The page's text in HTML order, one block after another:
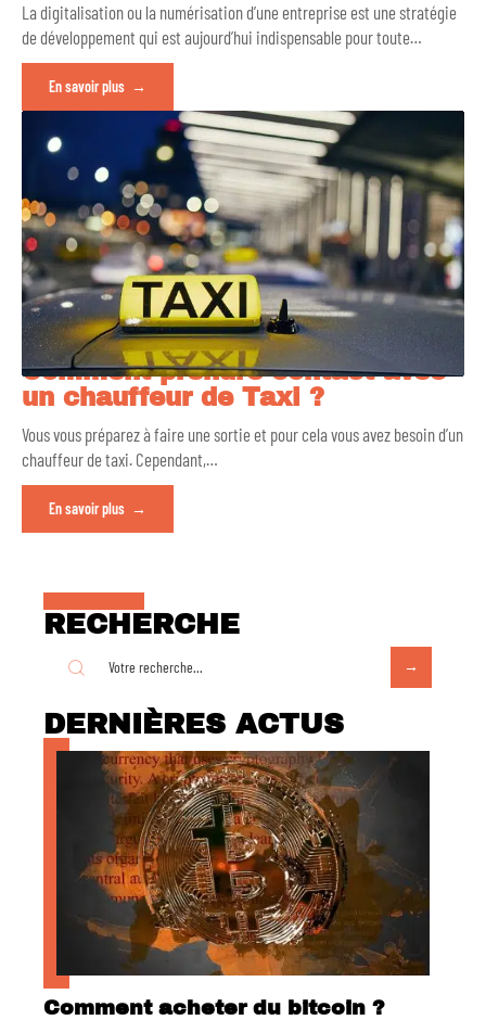
La digitalisation ou la numérisation d’une entreprise est une stratégie
de développement qui est aujourd’hui indispensable pour toute…
En savoir plus
Comment prendre contact avec
un chauffeur de Taxi ?
Vous vous préparez à faire une sortie et pour cela vous avez besoin d’un
chauffeur de taxi. Cependant,…
En savoir plus
RECHERCHE
DERNIÈRES ACTUS
Comment acheter du bitcoin ?